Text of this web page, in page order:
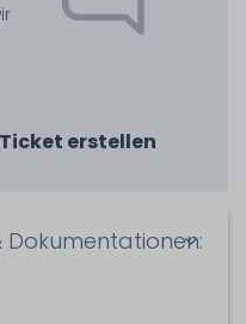
erstellen
Dokumentationen: